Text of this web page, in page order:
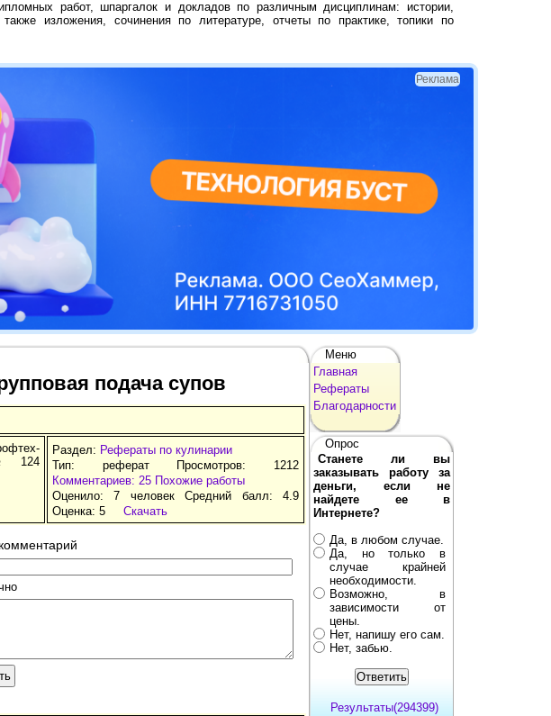
работ, шпаргалок и докладов по различным дисциплинам: истории,
изложения, сочинения по литературе, отчеты по практике, топики по
Реклама
подача супов
№ 124
Раздел: Рефераты по кулинарии
Тип: реферат Просмотров: 1212
Комментариев: 25 Похожие работы
Оценило: 7 человек Средний балл: 4.9
Оценка: 5 Скачать
Меню
Главная
Рефераты
Благодарности
Опрос
Станете ли вы
заказывать работу за
деньги, если не
найдете ее в
Интернете?
Да, в любом случае.
Да, но только в
случае крайней
необходимости.
Возможно, в
зависимости от
цены.
Нет, напишу его сам.
Нет, забью.
Результаты(294399)